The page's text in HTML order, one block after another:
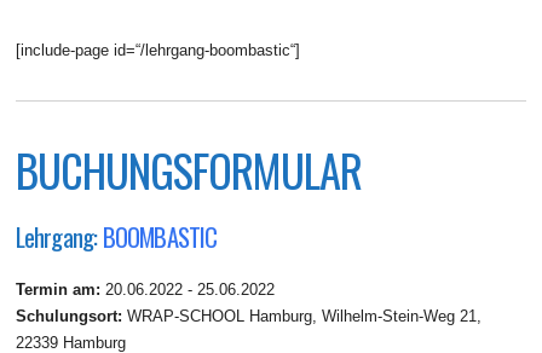
[include-page id=“/lehrgang-boombastic“]
BUCHUNGSFORMULAR
Lehrgang:BOOMBASTIC
Termin am: 20.06.2022 - 25.06.2022
Schulungsort: WRAP-SCHOOL Hamburg, Wilhelm-Stein-Weg 21,
22339 Hamburg